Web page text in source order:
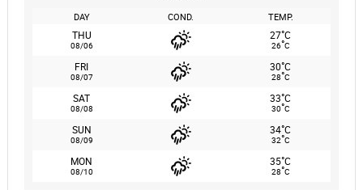
DAY COND. TEMP.
THU
08/06
27°C
26°C
FRI
08/07
30°C
28°C
SAT
08/08
33°C
30°C
SUN
08/09
34°C
32°C
MON
08/10
35°C
28°C